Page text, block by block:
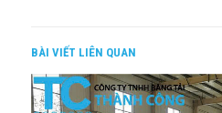
BÀI VIẾT LIÊN QUAN